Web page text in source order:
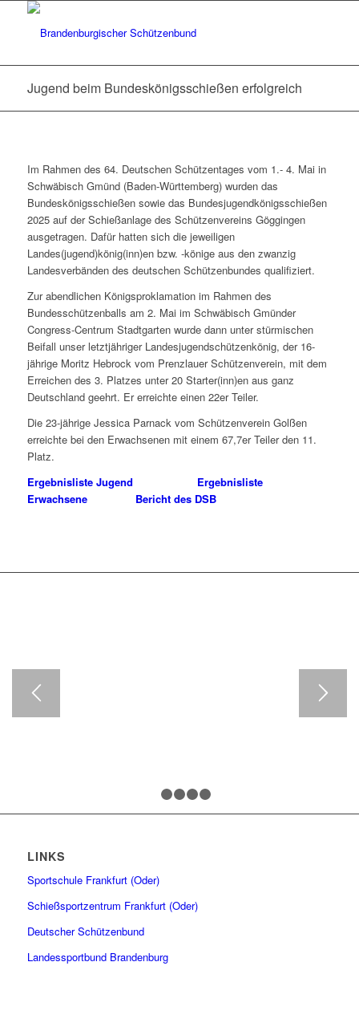
Jugend beim Bundeskönigsschießen erfolgreich
Im Rahmen des 64. Deutschen Schützentages vom 1.- 4. Mai in
Schwäbisch Gmünd (Baden-Württemberg) wurden das
Bundeskönigsschießen sowie das Bundesjugendkönigsschießen
2025 auf der Schießanlage des Schützenvereins Göggingen
ausgetragen. Dafür hatten sich die jeweiligen
Landes(jugend)könig(inn)en bzw. -könige aus den zwanzig
Landesverbänden des deutschen Schützenbundes qualifiziert.
Zur abendlichen Königsproklamation im Rahmen des
Bundesschützenballs am 2. Mai im Schwäbisch Gmünder
Congress-Centrum Stadtgarten wurde dann unter stürmischen
Beifall unser letztjähriger Landesjugendschützenkönig, der 16-
jährige Moritz Hebrock vom Prenzlauer Schützenverein, mit dem
Erreichen des 3. Platzes unter 20 Starter(inn)en aus ganz
Deutschland geehrt. Er erreichte einen 22er Teiler.
Die 23-jährige Jessica Parnack vom Schützenverein Golßen
erreichte bei den Erwachsenen mit einem 67,7er Teiler den 11.
Platz.
Ergebnisliste Jugend
Ergebnisliste
Erwachsene
Bericht des DSB
LINKS
Sportschule Frankfurt (Oder)
Schießsportzentrum Frankfurt (Oder)
Deutscher Schützenbund
Landessportbund Brandenburg